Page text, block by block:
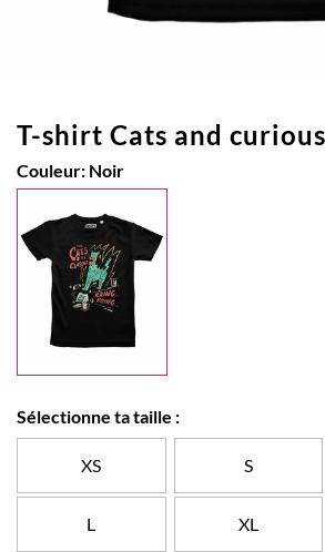
T-shirt Cats and curious
Couleur: Noir
Sélectionne ta taille :
XS S
L XL